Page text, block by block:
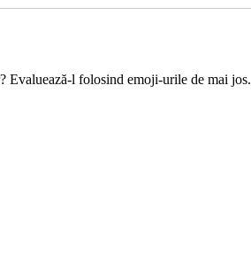
Evaluează-l folosind emoji-urile de mai jos.